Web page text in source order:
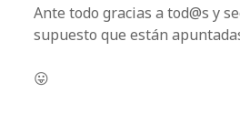
Ante todo gracias a tod@s y
supuesto que están
😛